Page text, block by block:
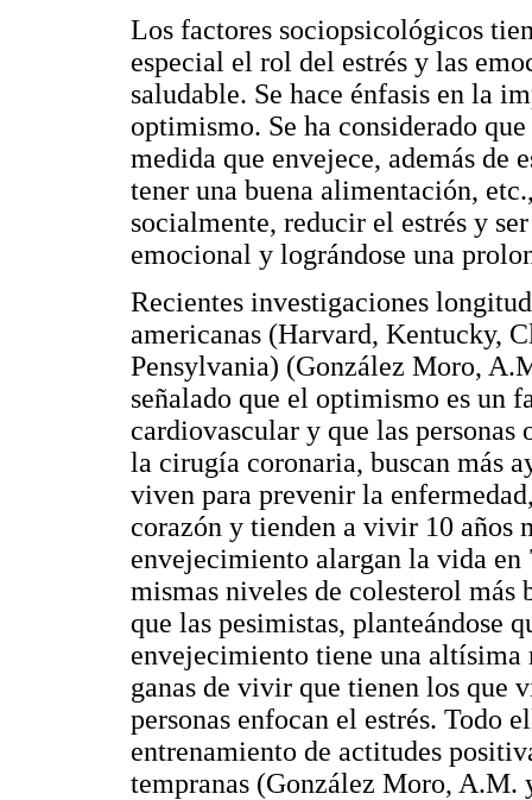
Los factores sociopsicológicos
especial el rol del estrés y las
saludable. Se hace énfasis en la
optimismo. Se ha considerado
medida que envejece, además de
tener una buena alimentación,
socialmente, reducir el estrés y
emocional y lográndose una
Recientes investigaciones
americanas (Harvard, Kentucky,
Pensylvania) (González Moro,
señalado que el optimismo es un
cardiovascular y que las personas
la cirugía coronaria, buscan más
viven para prevenir la
corazón y tienden a vivir 10 años
envejecimiento alargan la vida en
mismas niveles de colesterol
que las pesimistas, planteándose
envejecimiento tiene una altísima
ganas de vivir que tienen los que
personas enfocan el estrés. Todo
entrenamiento de actitudes
tempranas (González Moro,